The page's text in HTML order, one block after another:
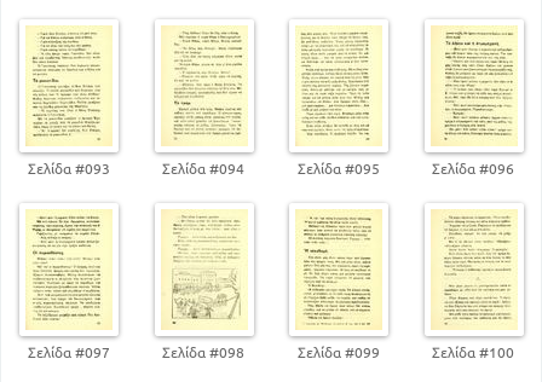
Σελίδα #093 Σελίδα #094 Σελίδα #095 Σελίδα #096
Σελίδα #097 Σελίδα #098 Σελίδα #099 Σελίδα #100